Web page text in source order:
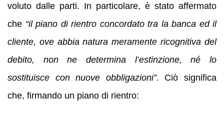
voluto dalle parti. In particolare, è stato affermato
che “il piano di rientro concordato tra la banca ed il
cliente, ove abbia natura meramente ricognitiva del
debito, non ne determina l’estinzione, né lo
sostituisce con nuove obbligazioni”. Ciò significa
che, firmando un piano di rientro: